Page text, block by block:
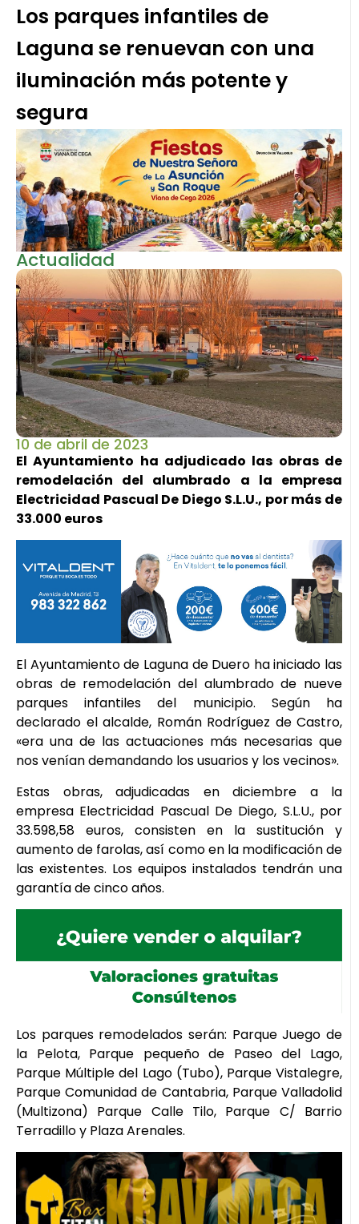
Los parques infantiles de
Laguna se renuevan con una
iluminación más potente y
segura
Actualidad
10 de abril de 2023
El Ayuntamiento ha adjudicado las obras de
remodelación del alumbrado a la empresa
Electricidad Pascual De Diego S.L.U., por más de
33.000 euros
El Ayuntamiento de Laguna de Duero ha iniciado las
obras de remodelación del alumbrado de nueve
parques infantiles del municipio. Según ha
declarado el alcalde, Román Rodríguez de Castro,
«era una de las actuaciones más necesarias que
nos venían demandando los usuarios y los vecinos».
Estas obras, adjudicadas en diciembre a la
empresa Electricidad Pascual De Diego, S.L.U., por
33.598,58 euros, consisten en la sustitución y
aumento de farolas, así como en la modificación de
las existentes. Los equipos instalados tendrán una
garantía de cinco años.
Los parques remodelados serán: Parque Juego de
la Pelota, Parque pequeño de Paseo del Lago,
Parque Múltiple del Lago (Tubo), Parque Vistalegre,
Parque Comunidad de Cantabria, Parque Valladolid
(Multizona) Parque Calle Tilo, Parque C/ Barrio
Terradillo y Plaza Arenales.